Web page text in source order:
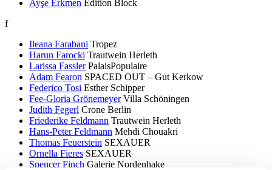
Ayşe Erkmen Edition Block
f
Ileana Farabani Tropez
Harun Farocki Trautwein Herleth
Larissa Fassler PalaisPopulaire
Adam Fearon SPACED OUT – Gut Kerkow
Federico Tosi Esther Schipper
Fee-Gloria Grönemeyer Villa Schöningen
Judith Fegerl Crone Berlin
Friederike Feldmann Trautwein Herleth
Hans-Peter Feldmann Mehdi Chouakri
Thomas Feuerstein SEXAUER
Ornella Fieres SEXAUER
Spencer Finch Galerie Nordenhake